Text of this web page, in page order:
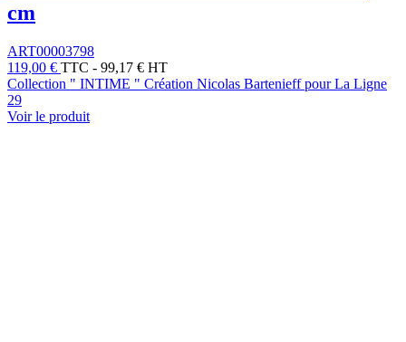
cm
ART00003798
119,00 € TTC - 99,17 € HT
Collection " INTIME " Création Nicolas Bartenieff pour La Ligne
29
Voir le produit